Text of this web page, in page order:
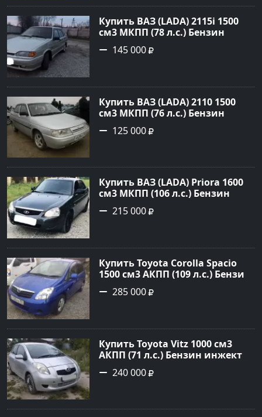
Авторынок23
Купить ВАЗ (LADA) 2115i 1500
см3 МКПП (78 л.с.) Бензин
инжектор в Брюховецкая: цвет
Золотой Седан 2003 года по
Авторынок23
145 000
Купить ВАЗ (LADA) 2110 1500
см3 МКПП (76 л.с.) Бензин
инжектор в Новороссийск:
цвет белый Седан 2004 года по
Авторынок23
125 000
Купить ВАЗ (LADA) Priora 1600
см3 МКПП (106 л.с.) Бензин
инжектор в Темрюк : цвет
Серый Седан 2014 года по цене
215 000
Купить Toyota Corolla Spacio
1500 см3 АКПП (109 л.с.) Бензин
инжектор в Новороссийск:
цвет синий Минивэн 2002 года
Авторынок23
285 000
Купить Toyota Vitz 1000 см3
АКПП (71 л.с.) Бензин инжектор
в Раевская: цвет Серебристый
Хетчбэк 2005 года по цене
240 000